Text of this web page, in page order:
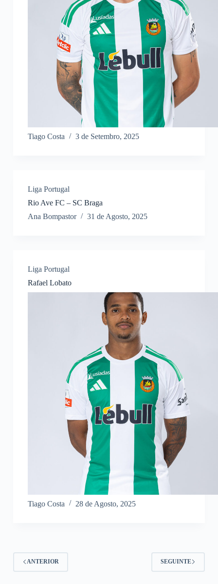
Tiago Costa 3 de Setembro, 2025
Liga Portugal
Rio Ave FC – SC Braga
Ana Bompastor
31 de Agosto, 2025
Liga Portugal
Rafael Lobato
Tiago Costa 28 de Agosto, 2025
ANTERIOR SEGUINTE